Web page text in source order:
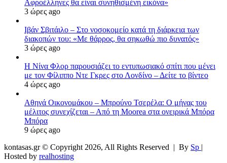
Αφροέλληνες θα είναι συνηθισμένη εικόνα»
3 ώρες ago
Ιβάν Σβιτάιλο – Στο νοσοκομείο κατά τη διάρκεια των
διακοπών του: «Με θάρρος, θα σηκωθώ πιο δυνατός»
3 ώρες ago
Η Νίνα Φλορ παρουσιάζει το εντυπωσιακό σπίτι που μένει
με τον Φίλιππο Ντε Γκρες στο Λονδίνο – Δείτε το βίντεο
4 ώρες ago
Αθηνά Οικονομάκου – Μπρούνο Τσερέλα: Ο μήνας του
μέλιτος συνεχίζεται – Από τη Moorea στα ονειρικά Μπόρα
Μπόρα
9 ώρες ago
kontasas.gr © Copyright 2026, All Rights Reserved | By Sp |
Hosted by realhosting